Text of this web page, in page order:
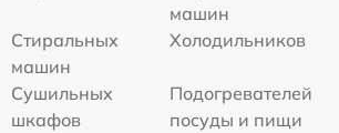
машин
Стиральных
машин
Холодильников
Сушильных
шкафов
Подогревателей
посуды и пищи